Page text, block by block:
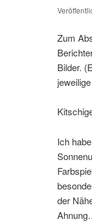
Zum
Bilder.
Ich
der